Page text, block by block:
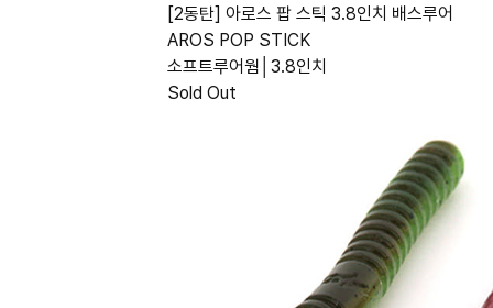
[2동탄] 아로스 팝 스틱 3.8인치 배스루어
AROS POP STICK
소프트루어웜│3.8인치
Sold Out